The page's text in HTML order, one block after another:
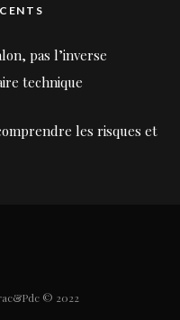
pas l’inverse
technique
les risques et
© 2022